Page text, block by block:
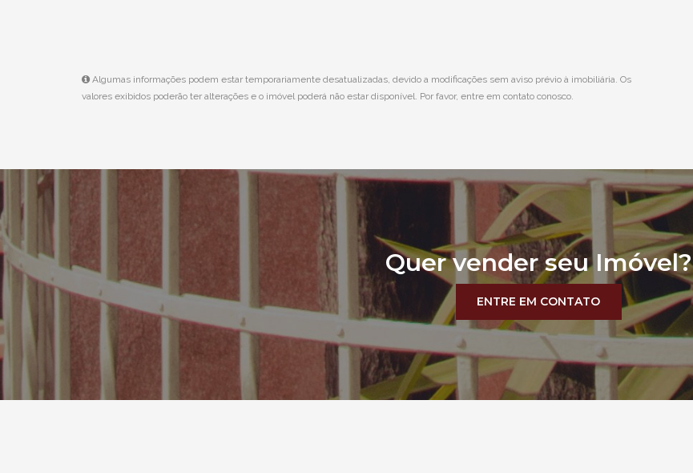
Algumas informações podem estar temporariamente desatualizadas, devido a modificações sem aviso prévio à imobiliária. Os
valores exibidos poderão ter alterações e o imóvel poderá não estar disponível. Por favor, entre em contato conosco.
Quer vender seu Imóvel?
ENTRE EM CONTATO